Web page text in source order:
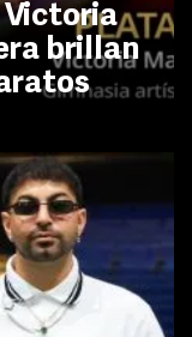
Victoria
brillan